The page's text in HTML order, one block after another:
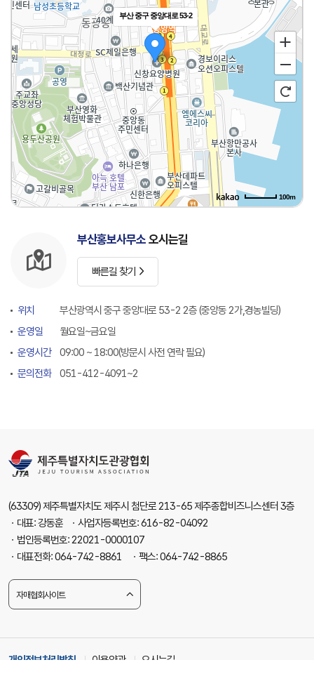
부산 중구 중앙대로 53-2
100m
부산홍보사무소 오시는길
빠른길 찾기
위치
부산광역시 중구 중앙대로 53-2 2층 (중앙동 2가,경농빌딩)
운영일
월요일~금요일
운영시간
09:00 ~ 18:00(방문시 사전 연락 필요)
문의전화
051-412-4091~2
(63309) 제주특별자치도 제주시 첨단로 213-65 제주종합비즈니스센터 3층
ㆍ대표: 강동훈 ㆍ사업자등록번호: 616-82-04092
ㆍ법인등록번호: 22021-0000107
ㆍ대표전화: 064-742-8861 ㆍ팩스: 064-742-8865
자매협회사이트
개인정보처리방침 이용약관 오시는길